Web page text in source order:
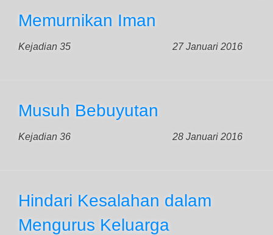
Memurnikan Iman
Kejadian 35 27 Januari 2016
Musuh Bebuyutan
Kejadian 36 28 Januari 2016
Hindari Kesalahan dalam
Mengurus Keluarga